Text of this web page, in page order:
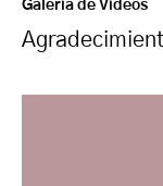
Galería de Vídeos